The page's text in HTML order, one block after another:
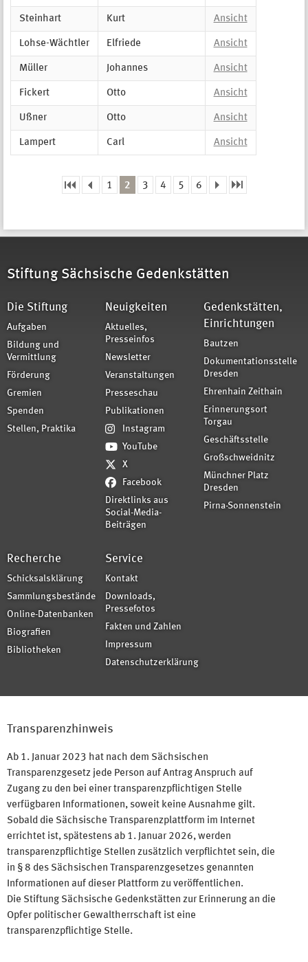
Steinhart Kurt Ansicht
Lohse-Wächtler Elfriede Ansicht
Müller Johannes Ansicht
Fickert Otto Ansicht
Ußner Otto Ansicht
Lampert Carl Ansicht
1 2 3 4 5 6
Stiftung Sächsische Gedenkstätten
Die Stiftung
Aufgaben
Bildung und
Vermittlung
Förderung
Gremien
Spenden
Stellen, Praktika
Neuigkeiten
Aktuelles,
Presseinfos
Newsletter
Veranstaltungen
Presseschau
Publikationen
Instagram
YouTube
X
Facebook
Direktlinks aus
Social-Media-
Beiträgen
Gedenkstätten,
Einrichtungen
Bautzen
Dokumentationsstelle
Dresden
Ehrenhain Zeithain
Erinnerungsort
Torgau
Geschäftsstelle
Großschweidnitz
Münchner Platz
Dresden
Pirna-Sonnenstein
Recherche
Schicksalsklärung
Sammlungsbestände
Online-Datenbanken
Biografien
Bibliotheken
Service
Kontakt
Downloads,
Pressefotos
Fakten und Zahlen
Impressum
Datenschutzerklärung
Transparenzhinweis
Ab 1. Januar 2023 hat nach dem Sächsischen
Transparenzgesetz jede Person auf Antrag Anspruch auf
Zugang zu den bei einer transparenzpflichtigen Stelle
verfügbaren Informationen, soweit keine Ausnahme gilt.
Sobald die Sächsische Transparenzplattform im Internet
errichtet ist, spätestens ab 1. Januar 2026, werden
transparenzpflichtige Stellen zusätzlich verpflichtet sein, die
in § 8 des Sächsischen Transparenzgesetzes genannten
Informationen auf dieser Plattform zu veröffentlichen.
Die Stiftung Sächsische Gedenkstätten zur Erinnerung an die
Opfer politischer Gewaltherrschaft ist eine
transparenzpflichtige Stelle.